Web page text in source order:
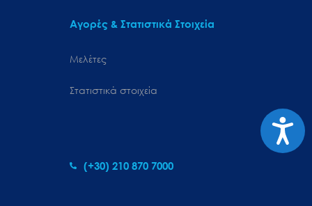
Αγορές & Στατιστικά Στοιχεία
Μελέτες
Στατιστικά στοιχεία
(+30) 210 870 7000